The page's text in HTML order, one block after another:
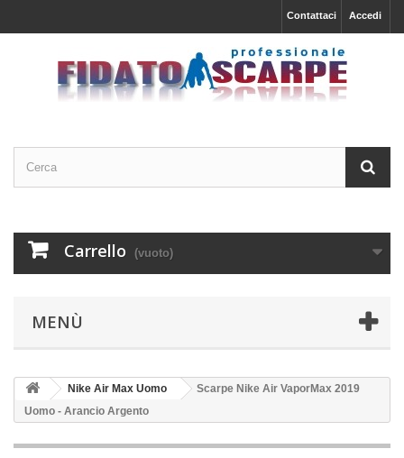
Accedi
Contattaci
Carrello (vuoto)
MENÙ
Nike Air Max Uomo
Scarpe Nike Air VaporMax 2019
Uomo - Arancio Argento